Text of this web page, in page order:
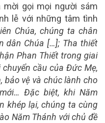
gọi mọi người sám
lễ với những tâm tình
Chúa, chúng ta chân
dân Chúa […]; Tha thiết
Phan Thiết trong giai
cầu của Đức Mẹ,
bảo vệ và chúc lành cho
Đặc biệt, khi Năm
khép lại, chúng ta cùng
Năm Thánh với chủ đề